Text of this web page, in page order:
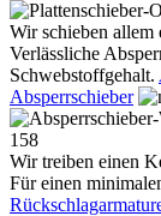
Wir schieben allem
Verlässliche
Schwebstoffgehalt.
Absperrschieber
Wir treiben einen
Für einen